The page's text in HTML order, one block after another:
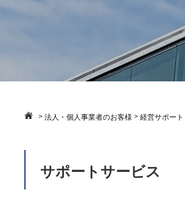
>法人・個人事業者のお客様 >経営サポート
サポートサービス